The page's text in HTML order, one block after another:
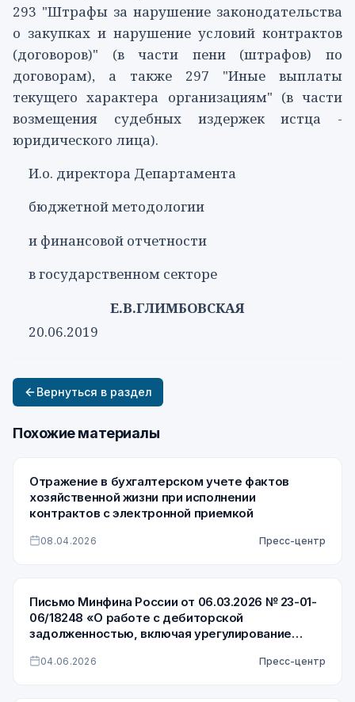
293 "Штрафы за нарушение законодательства
о закупках и нарушение условий контрактов
(договоров)" (в части пени (штрафов) по
договорам), а также 297 "Иные выплаты
текущего характера организациям" (в части
возмещения судебных издержек истца -
юридического лица).
И.о. директора Департамента
бюджетной методологии
и финансовой отчетности
в государственном секторе
Е.В.ГЛИМБОВСКАЯ
20.06.2019
Вернуться в раздел
Похожие материалы
Отражение в бухгалтерском учете фактов
хозяйственной жизни при исполнении
контрактов с электронной приемкой
08.04.2026 Пресс-центр
Письмо Минфина России от 06.03.2026 № 23-01-
06/18248 «О работе с дебиторской
задолженностью, включая урегулирование
доходам»
04.06.2026 Пресс-центр